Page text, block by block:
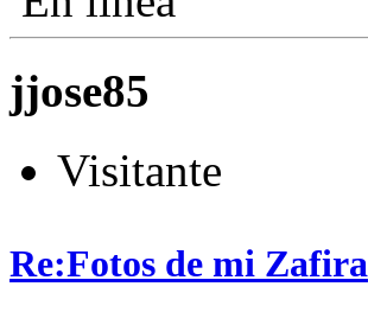
jjose85
Visitante
Re:Fotos de mi Zafira